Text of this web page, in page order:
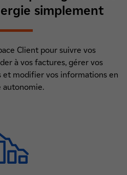
simplement
Client pour suivre vos
à vos factures, gérer vos
et modifier vos informations en
autonomie.